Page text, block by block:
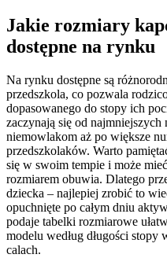
Jakie rozmiary
dostępne na rynku
Na rynku dostępne są
przedszkola, co pozwala
dopasowanego do stopy ich
zaczynają się od
niemowlakom aż po większe
przedszkolaków. Warto
się w swoim tempie i może
rozmiarem obuwia. Dlatego
dziecka – najlepiej zrobić to
opuchnięte po całym dniu
podaje tabelki rozmiarowe
modelu według długości
calach.